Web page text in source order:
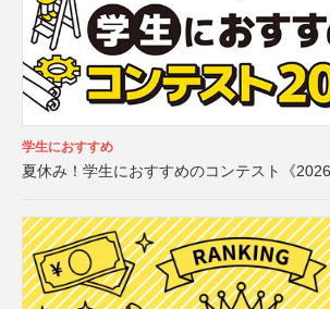
学生におすすめ
夏休み！学生におすすめのコンテスト《